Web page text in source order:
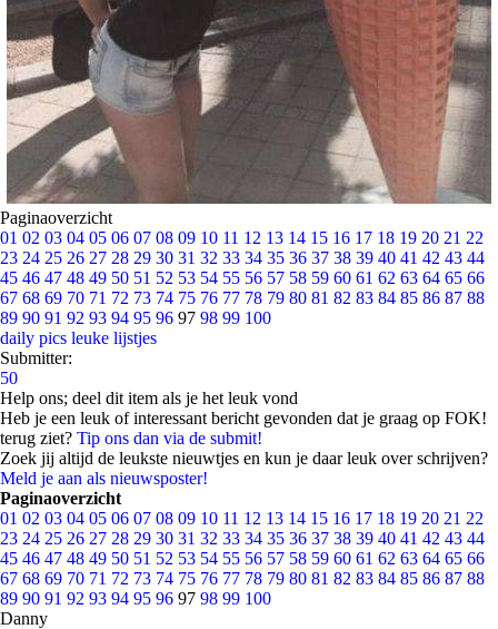
Paginaoverzicht
01 02 03 04 05 06 07 08 09 10 11 12 13 14 15 16 17 18 19 20 21 22
23 24 25 26 27 28 29 30 31 32 33 34 35 36 37 38 39 40 41 42 43 44
45 46 47 48 49 50 51 52 53 54 55 56 57 58 59 60 61 62 63 64 65 66
67 68 69 70 71 72 73 74 75 76 77 78 79 80 81 82 83 84 85 86 87 88
89 90 91 92 93 94 95 96 97 98 99 100
daily pics leuke lijstjes
Submitter:
50
Help ons; deel dit item als je het leuk vond
Heb je een leuk of interessant bericht gevonden dat je graag op FOK!
terug ziet? Tip ons dan via de submit!
Zoek jij altijd de leukste nieuwtjes en kun je daar leuk over schrijven?
Meld je aan als nieuwsposter!
Paginaoverzicht
01 02 03 04 05 06 07 08 09 10 11 12 13 14 15 16 17 18 19 20 21 22
23 24 25 26 27 28 29 30 31 32 33 34 35 36 37 38 39 40 41 42 43 44
45 46 47 48 49 50 51 52 53 54 55 56 57 58 59 60 61 62 63 64 65 66
67 68 69 70 71 72 73 74 75 76 77 78 79 80 81 82 83 84 85 86 87 88
89 90 91 92 93 94 95 96 97 98 99 100
Danny